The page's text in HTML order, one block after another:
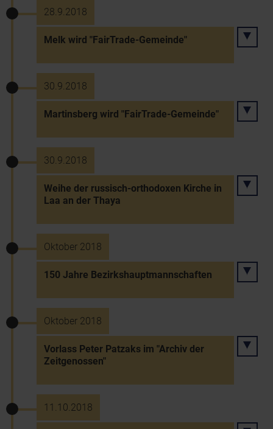
28.9.2018
Melk wird "FairTrade-Gemeinde"
30.9.2018
Martinsberg wird "FairTrade-Gemeinde"
30.9.2018
Weihe der russisch-orthodoxen Kirche in
Laa an der Thaya
Oktober 2018
150 Jahre Bezirkshauptmannschaften
Oktober 2018
Vorlass Peter Patzaks im "Archiv der
Zeitgenossen"
11.10.2018